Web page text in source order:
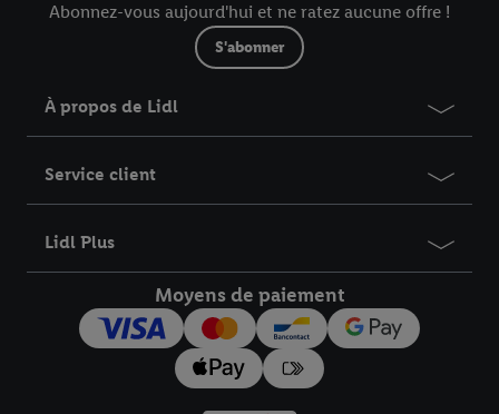
Abonnez-vous aujourd'hui et ne ratez aucune offre !
S'abonner
À propos de Lidl
Service client
Lidl Plus
Moyens de paiement